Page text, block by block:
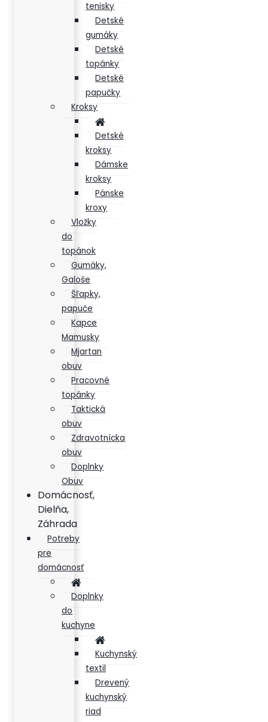
tenisky
Detské
gumáky
Detské
topánky
Detské
papučky
Kroksy
Detské
kroksy
Dámske
kroksy
Pánske
kroxy
Vložky
do
topánok
Gumáky,
Galoše
Šľapky,
papuče
Kapce
Mamusky
Mjartan
obuv
Pracovné
topánky
Taktická
obuv
Zdravotnícka
obuv
Doplnky
Obuv
Domácnosť,
Dielňa,
Záhrada
Potreby
pre
domácnosť
Doplnky
do
kuchyne
Kuchynský
textil
Drevený
kuchynský
riad